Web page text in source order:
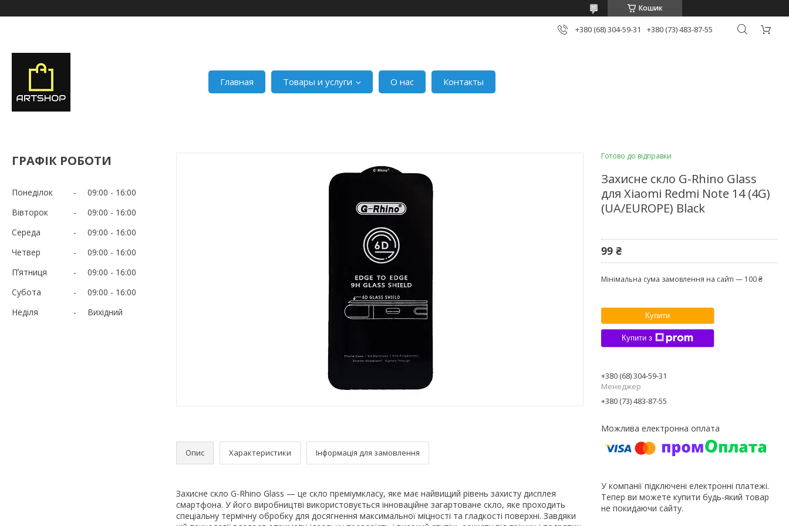
Кошик
+380 (68) 304-59-31 +380 (73) 483-87-55
Главная Товары и услуги О нас Контакты
ГРАФІК РОБОТИ
Понеділок 09:00
16:00
Вівторок
09:00
16:00
Середа
09:00
16:00
Четвер
09:00
16:00
Пʼятниця
09:00
16:00
Субота
09:00
16:00
Неділя
Вихідний
Опис Характеристики Інформація для замовлення
Захисне скло G-Rhino Glass — це скло преміумкласу, яке має найвищий рівень захисту дисплея
смартфона. У його виробництві використовується інноваційне загартоване скло, яке проходить
спеціальну термічну обробку для досягнення максимальної міцності та гладкості поверхні. Завдяки
Готово до відправки
Захисне скло G-Rhino Glass
для Xiaomi Redmi Note 14 (4G)
(UA/EUROPE) Black
99 ₴
Мінімальна сума замовлення на сайті — 100 ₴
Купити
Купити з
+380 (68) 304-59-31
Менеджер
+380 (73) 483-87-55
У компанії підключені електронні платежі.
Тепер ви можете купити будь-який товар
не покидаючи сайту.